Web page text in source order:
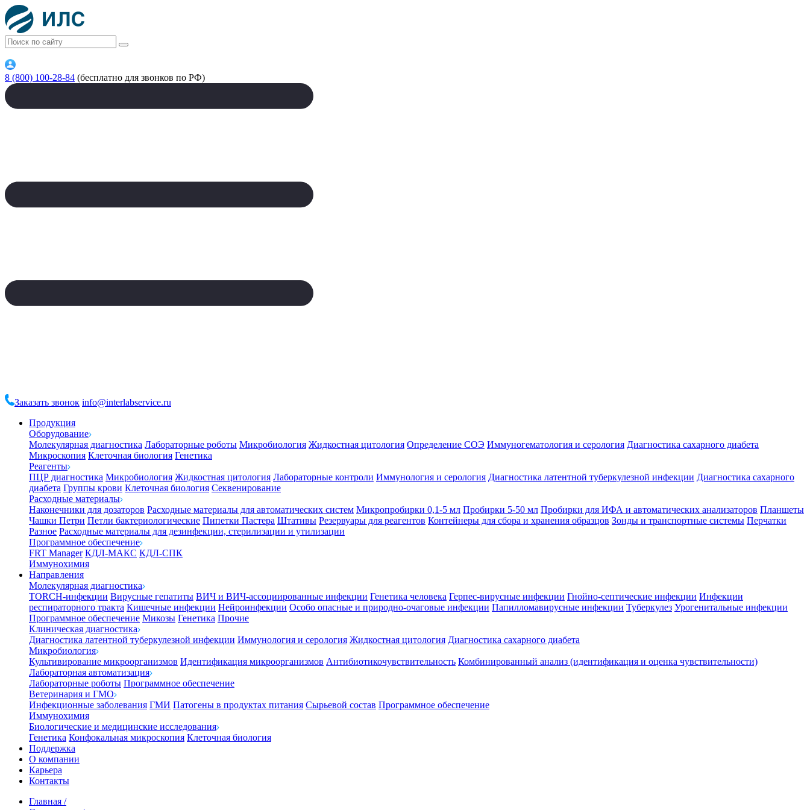
8 (800) 100-28-84 (бесплатно для звонков по РФ)
Заказать звонок info@interlabservice.ru
Продукция
Оборудование
Молекулярная диагностика Лабораторные роботы Микробиология Жидкостная цитология Определение СОЭ Иммуногематология и серология Диагностика сахарного диабета
Микроскопия Клеточная биология Генетика
Реагенты
ПЦР диагностика Микробиология Жидкостная цитология Лабораторные контроли Иммунология и серология Диагностика латентной туберкулезной инфекции Диагностика сахарного
диабета Группы крови Клеточная биология Секвенирование
Расходные материалы
Наконечники для дозаторов Расходные материалы для автоматических систем Микропробирки 0,1-5 мл Пробирки 5-50 мл Пробирки для ИФА и автоматических анализаторов Планшеты
Чашки Петри Петли бактериологические Пипетки Пастера Штативы Резервуары для реагентов Контейнеры для сбора и хранения образцов Зонды и транспортные системы Перчатки
Разное Расходные материалы для дезинфекции, стерилизации и утилизации
Программное обеспечение
FRT Manager КДЛ-МАКС КДЛ-СПК
Иммунохимия
Направления
Молекулярная диагностика
TORCH-инфекции Вирусные гепатиты ВИЧ и ВИЧ-ассоциированные инфекции Генетика человека Герпес-вирусные инфекции Гнойно-септические инфекции Инфекции
респираторного тракта Кишечные инфекции Нейроинфекции Особо опасные и природно-очаговые инфекции Папилломавирусные инфекции Туберкулез Урогенитальные инфекции
Программное обеспечение Микозы Генетика Прочие
Клиническая диагностика
Диагностика латентной туберкулезной инфекции Иммунология и серология Жидкостная цитология Диагностика сахарного диабета
Микробиология
Культивирование микроорганизмов Идентификация микроорганизмов Антибиотикочувствительность Комбинированный анализ (идентификация и оценка чувствительности)
Лабораторная автоматизация
Лабораторные роботы Программное обеспечение
Ветеринария и ГМО
Инфекционные заболевания ГМИ Патогены в продуктах питания Сырьевой состав Программное обеспечение
Иммунохимия
Биологические и медицинские исследования
Генетика Конфокальная микроскопия Клеточная биология
Поддержка
О компании
Карьера
Контакты
Главная /